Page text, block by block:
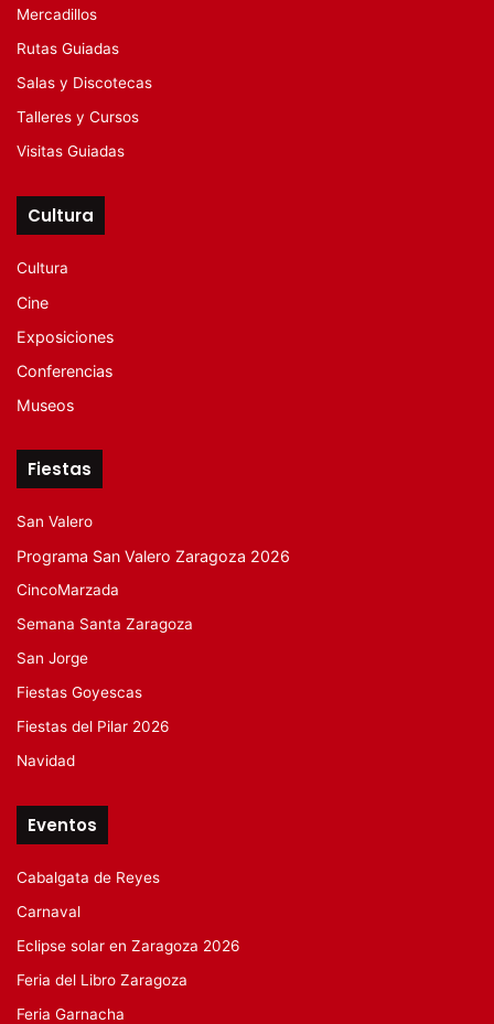
Mercadillos
Rutas Guiadas
Salas y Discotecas
Talleres y Cursos
Visitas Guiadas
Cultura
Cultura
Cine
Exposiciones
Conferencias
Museos
Fiestas
San Valero
Programa San Valero Zaragoza 2026
CincoMarzada
Semana Santa Zaragoza
San Jorge
Fiestas Goyescas
Fiestas del Pilar 2026
Navidad
Eventos
Cabalgata de Reyes
Carnaval
Eclipse solar en Zaragoza 2026
Feria del Libro Zaragoza
Feria Garnacha